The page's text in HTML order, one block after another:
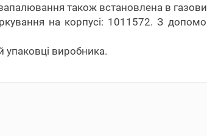
також встановлена в
на корпусі: 1011572. З
упаковці виробника.